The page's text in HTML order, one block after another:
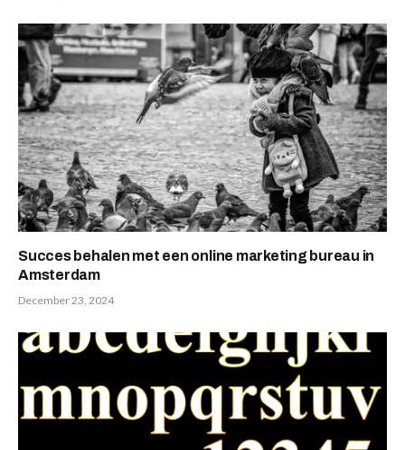
Succes behalen met een online marketing bureau in
Amsterdam
December 23, 2024